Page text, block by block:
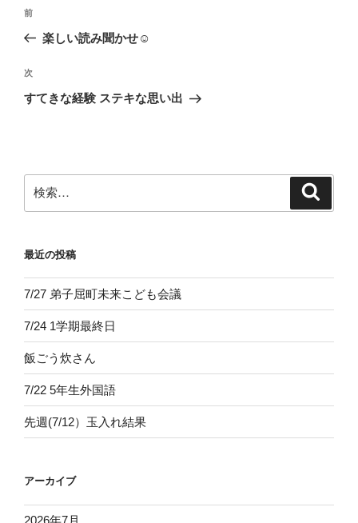
投
ナ
ビ
ゲ
ン
前
の
稿
前
楽しい読み聞かせ☺
次
の
次
すてきな経験 ステキな思い出
索:
最近の投稿
7/27 弟子屈町未来こども会議
7/24 1学期最終日
飯ごう炊さん
7/22 5年生外国語
先週(7/12）玉入れ結果
アーカイブ
2026年7月